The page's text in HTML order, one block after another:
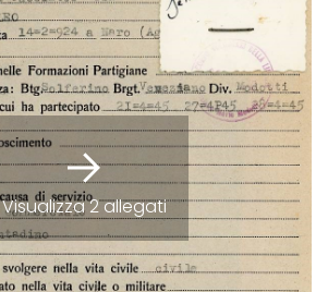
Visualizza 2 allegati